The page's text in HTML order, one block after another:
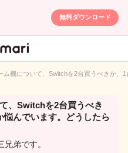
無料ダウンロード
名QA
ム機について、Switchを2台買うべきか、
、Switchを2台買うべき
んでいます。どうしたら
弟です。